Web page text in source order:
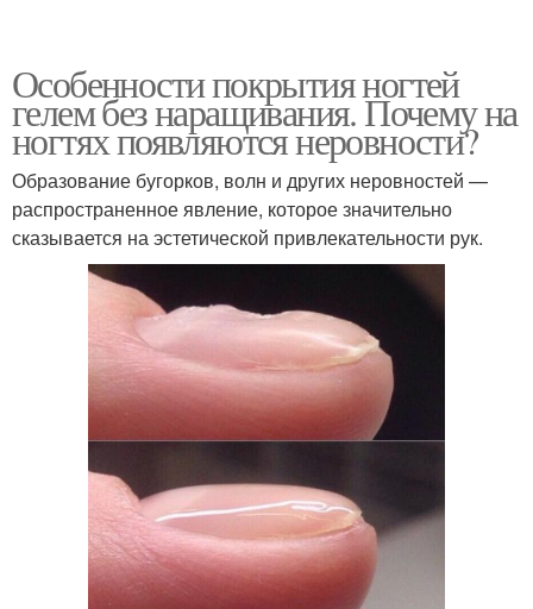
Особенности покрытия ногтей
гелем без наращивания. Почему на
ногтях появляются неровности?
Образование бугорков, волн и других неровностей —
распространенное явление, которое значительно
сказывается на эстетической привлекательности рук.